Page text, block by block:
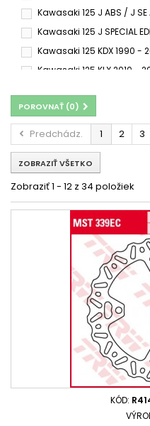
Kawasaki 125 J ABS / J SE
Kawasaki 125 J SPECIAL
Kawasaki 125 KDX 1990 -
Kawasaki 125 KLX 2010 -
Kawasaki 125 KLX L 2003 -
Kawasaki 125 KMX 1988 -
Kawasaki 125 KMX 1996 -
Kawasaki 125 KMX R 2000 -
Kawasaki 125 KX 1986 -
KAWASAKI 125 KX 1988 -
Kawasaki 125 KX 1992 -
Kawasaki 125 KX 2003 -
KAWASAKI 125 KX 2003 -
Kawasaki 125 KX 2006 -
Kawasaki 125 NINJA ABS
Kawasaki 125 Z ABS 2019
Kawasaki KX 125 2006 -
POROVNAŤ (0)
Predchádz. 1 2 3
ZOBRAZIŤ VŠETKO
Zobraziť 1 - 12 z 34 položiek
KÓD: